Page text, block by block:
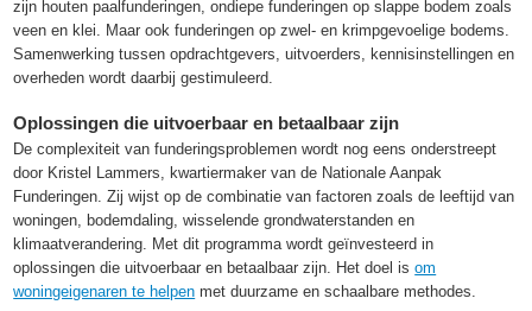
zijn houten paalfunderingen, ondiepe funderingen op slappe bodem zoals
veen en klei. Maar ook funderingen op zwel- en krimpgevoelige bodems.
Samenwerking tussen opdrachtgevers, uitvoerders, kennisinstellingen en
overheden wordt daarbij gestimuleerd.
Oplossingen die uitvoerbaar en betaalbaar zijn
De complexiteit van funderingsproblemen wordt nog eens onderstreept
door Kristel Lammers, kwartiermaker van de Nationale Aanpak
Funderingen. Zij wijst op de combinatie van factoren zoals de leeftijd van
woningen, bodemdaling, wisselende grondwaterstanden en
klimaatverandering. Met dit programma wordt geïnvesteerd in
oplossingen die uitvoerbaar en betaalbaar zijn. Het doel isom
woningeigenaren te helpen met duurzame en schaalbare methodes.